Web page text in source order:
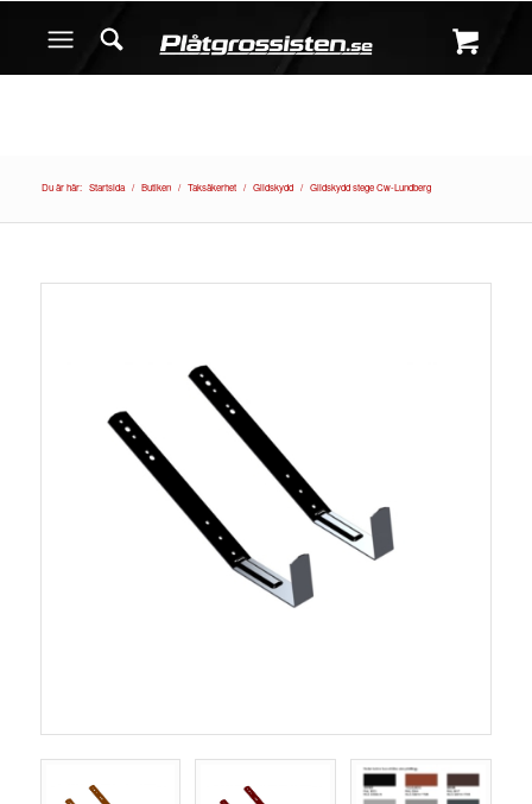
Du är här: Startsida / Butiken / Taksäkerhet / Glidskydd / Glidskydd stege Cw-Lundberg